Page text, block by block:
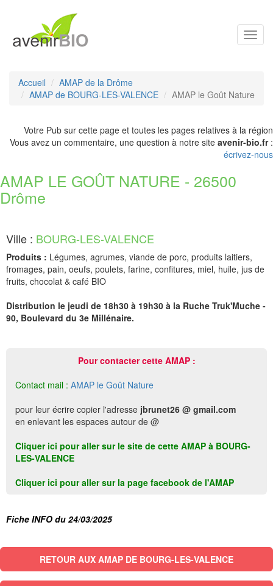
Accueil
AMAP de la Drôme
AMAP de BOURG-LES-VALENCE
AMAP le Goût Nature
Votre Pub sur cette page et toutes les pages relatives à la région
Vous avez un commentaire, une question à notre site avenir-bio.fr:
écrivez-nous
AMAP LE GOÛT NATURE - 26500
Drôme
Ville : BOURG-LES-VALENCE
Produits : Légumes, agrumes, viande de porc, produits laitiers,
fromages, pain, oeufs, poulets, farine, confitures, miel, huile, jus de
fruits, chocolat & café BIO
Distribution le jeudi de 18h30 à 19h30 à la Ruche Truk'Muche -
90, Boulevard du 3e Millénaire.
Pour contacter cette AMAP :
Contact mail : AMAP le Goût Nature
pour leur écrire copier l'adresse jbrunet26 @ gmail.com
en enlevant les espaces autour de @
Cliquer ici pour aller sur le site de cette AMAP à BOURG-
LES-VALENCE
Cliquer ici pour aller sur la page facebook de l'AMAP
Fiche INFO du 24/03/2025
RETOUR AUX AMAP DE BOURG-LES-VALENCE